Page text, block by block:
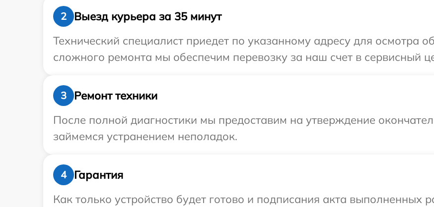
2
Выезд курьера за 35 минут
Технический специалист приедет по указанному адресу для осмотра
сложного ремонта мы обеспечим перевозку за наш счет в сервисный
3
Ремонт техники
После полной диагностики мы предоставим на утверждение
займемся устранением неполадок.
4
Гарантия
Как только устройство будет готово и подписания акта